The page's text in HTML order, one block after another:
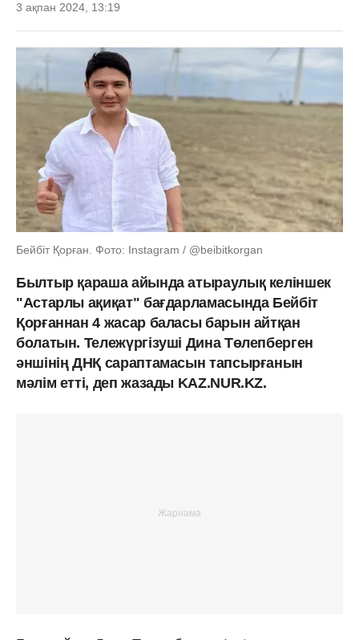
3 ақпан 2024, 13:19
Бейбіт Қорған. Фото: Instagram / @beibitkorgan
Былтыр қараша айында атыраулық келіншек
"Астарлы ақиқат" бағдарламасында Бейбіт
Қорғаннан 4 жасар баласы барын айтқан
болатын. Тележүргізуші Дина Төлепберген
әншінің ДНҚ сараптамасын тапсырғанын
мәлім етті, деп жазады KAZ.NUR.KZ.